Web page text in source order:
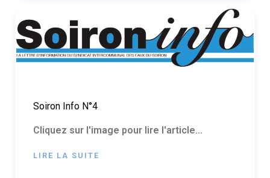
Soiron Info N°4
Cliquez sur l'image pour lire l'article...
LIRE LA SUITE